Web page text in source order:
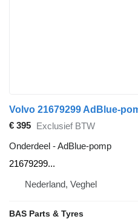
Volvo 21679299 AdBlue-
€ 395 Exclusief BTW
Onderdeel - AdBlue-pomp
21679299...
Nederland, Veghel
BAS Parts & Tyres